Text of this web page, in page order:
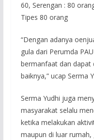
60, Serengan : 80
Tipes 80 orang
“Dengan adanya
gula dari Perumda
bermanfaat dan dapat
baiknya,” ucap Serma
Serma Yudhi juga
masyarakat selalu
ketika melakukan
maupun di luar